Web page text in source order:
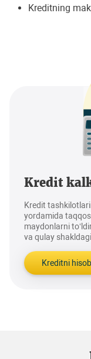
Kreditning
Kredit
Kredit
yordamida
maydonlarni
va qulay
Kreditni